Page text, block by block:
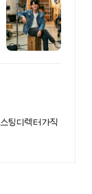
팅디렉터가직